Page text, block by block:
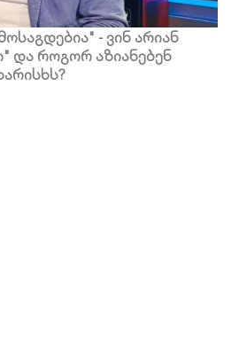
- ვინ არიან
და როგორ აზიანებენ